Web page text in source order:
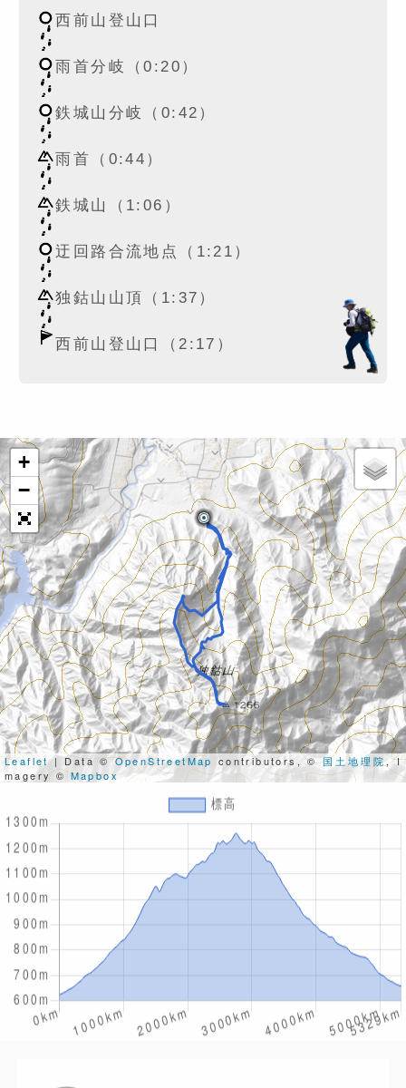
西前山登山口
雨首分岐（0:20）
鉄城山分岐（0:42）
雨首（0:44）
鉄城山（1:06）
迂回路合流地点（1:21）
独鈷山山頂（1:37）
西前山登山口（2:17）
+
−
Leaflet| Data ©OpenStreetMap contributors, ©国土地理院, I
magery ©Mapbox